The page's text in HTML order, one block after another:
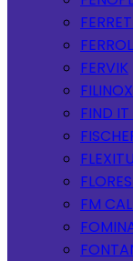
FERVIK
FILINOX
FIND
FM